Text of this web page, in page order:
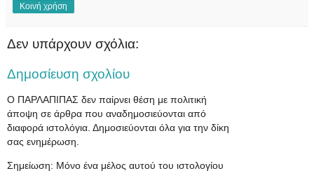
Κοινή χρήση
Δεν υπάρχουν σχόλια:
Δημοσίευση σχολίου
Ο ΠΑΡΛΑΠΙΠΑΣ δεν παίρνει θέση με πολιτική
άποψη σε άρθρα που αναδημοσιεύονται από
διαφορά ιστολόγια. Δημοσιεύονται όλα για την δίκη
σας ενημέρωση.
Σημείωση: Μόνο ένα μέλος αυτού του ιστολογίου